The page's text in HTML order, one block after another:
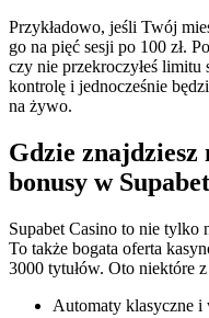
Przykładowo, jeśli Twój
go na pięć sesji po 100 zł.
czy nie przekroczyłeś
kontrolę i jednocześnie
na żywo.
Gdzie znajdziesz
bonusy w
Supabet Casino to nie tylko
To także bogata oferta
3000 tytułów. Oto niektóre
Automaty klasyczne